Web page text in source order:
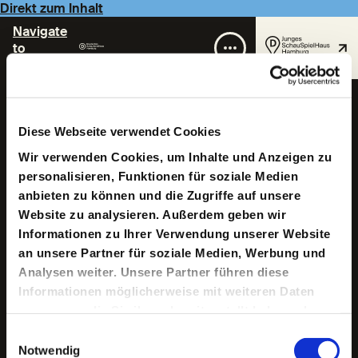
Diese Webseite verwendet Cookies
Wir verwenden Cookies, um Inhalte und Anzeigen zu
personalisieren, Funktionen für soziale Medien
anbieten zu können und die Zugriffe auf unsere
Website zu analysieren. Außerdem geben wir
Informationen zu Ihrer Verwendung unserer Website
an unsere Partner für soziale Medien, Werbung und
Analysen weiter. Unsere Partner führen diese
Informationen möglicherweise mit weiteren Daten
gesammelt haben.
Notwendig
Direkt zum Inhalt
Navigate
to
Jörg Bochow
Geboren 1963. Studium der Theaterwissenschaften an
der Humboldt-Universität zu Berlin, gleichzeitig eigene
Regiearbeiten am Kleist-Theater Frankfurt/Oder und am
carroussel-Theater-Berlin. Von 1994 bis 2000 ist er
Theaterwissenschaft / Kulturelle Kommunikation an der
Humboldt-Universität Berlin, wo er 1995 promoviert. Von